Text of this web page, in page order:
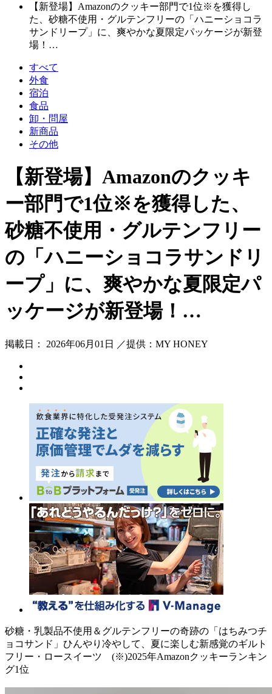
【新登場】Amazonのクッキー部門で1位※を獲得し
た、砂糖不使用・グルテンフリーの「ハニーショコラ
サンドリープ」に、爽やかな夏限定パッケージが新登
場！…
すべて
外食
宿泊
食品
卸・問屋
新商品
その他
【新登場】Amazonのクッキ
ー部門で1位※を獲得した、
砂糖不使用・グルテンフリー
の「ハニーショコラサンドリ
ープ」に、爽やかな夏限定パ
ッケージが新登場！…
掲載日： 2026年06月01日 ／提供：MY HONEY
砂糖・乳製品不使用＆グルテンフリーの奇跡の「はちみつチ
ョコサンド」ひんやり冷やして、夏に楽しむ新感覚のギルト
フリー・ロースイーツ (※)2025年Amazonクッキーランキン
グ1位